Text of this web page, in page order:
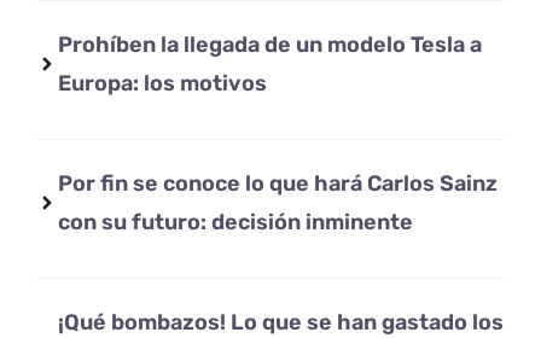
Prohíben la llegada de un modelo Tesla a
Europa: los motivos
Por fin se conoce lo que hará Carlos Sainz
con su futuro: decisión inminente
¡Qué bombazos! Lo que se han gastado los